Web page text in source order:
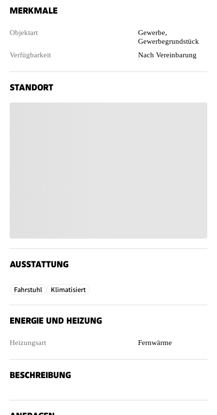
MERKMALE
Objektart
Gewerbe,
Gewerbegrundstück
Verfügbarkeit
Nach Vereinbarung
STANDORT
AUSSTATTUNG
Fahrstuhl Klimatisiert
ENERGIE UND HEIZUNG
Heizungsart Fernwärme
BESCHREIBUNG